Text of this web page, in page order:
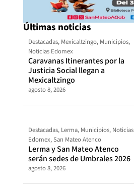
Últimas noticias
Destacadas, Mexicaltzingo, Municipios,
Noticias Edomex
Caravanas Itinerantes por la
Justicia Social llegan a
Mexicaltzingo
agosto 8, 2026
Destacadas, Lerma, Municipios, Noticias
Edomex,San Mateo Atenco
Lerma y San Mateo Atenco
serán sedes de Umbrales 2026
agosto 8, 2026